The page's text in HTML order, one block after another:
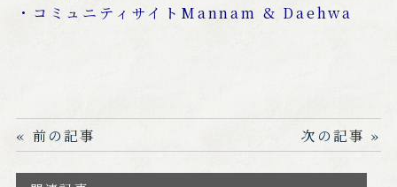
・コミュニティサイトMannam & Daehwa
« 前の記事 次の記事 »